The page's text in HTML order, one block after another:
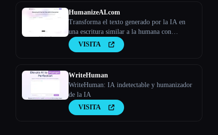
HumanizeAI.com
Transforma el texto generado por la IA en
una escritura similar a la humana con
Humanize AI
VISITA
WriteHuman
WriteHuman: IA indetectable y humanizador
de la IA
VISITA